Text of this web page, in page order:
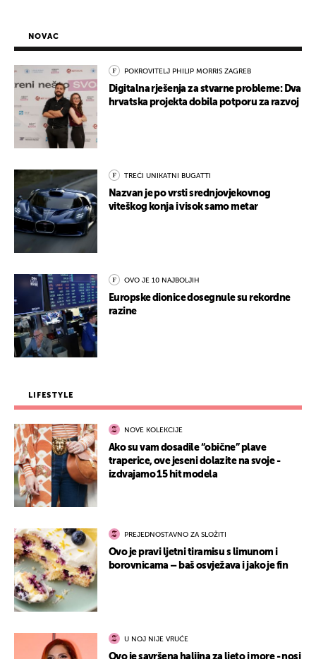
NOVAC
POKROVITELJ PHILIP MORRIS ZAGREB
Digitalna rješenja za stvarne probleme: Dva
hrvatska projekta dobila potporu za razvoj
TREĆI UNIKATNI BUGATTI
Nazvan je po vrsti srednjovjekovnog
viteškog konja i visok samo metar
OVO JE 10 NAJBOLJIH
Europske dionice dosegnule su rekordne
razine
LIFESTYLE
NOVE KOLEKCIJE
Ako su vam dosadile “obične” plave
traperice, ove jeseni dolazite na svoje -
izdvajamo 15 hit modela
PREJEDNOSTAVNO ZA SLOŽITI
Ovo je pravi ljetni tiramisu s limunom i
borovnicama – baš osvježava i jako je fin
U NOJ NIJE VRUĆE
Ovo je savršena haljina za ljeto i more - nosi